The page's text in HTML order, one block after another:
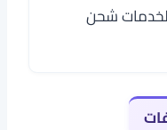
لخدمات شحن